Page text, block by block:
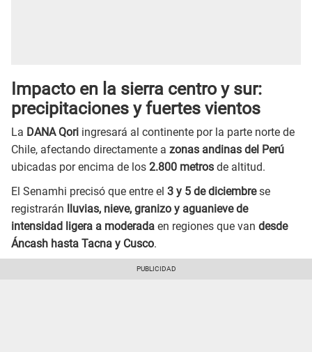
Impacto en la sierra centro y sur:
precipitaciones y fuertes vientos
La DANA Qori ingresará al continente por la parte norte de
Chile, afectando directamente a zonas andinas del Perú
ubicadas por encima de los 2.800 metros de altitud.
El Senamhi precisó que entre el 3 y 5 de diciembrese
registrarán lluvias, nieve, granizo y aguanieve de
intensidad ligera a moderada en regiones que van desde
Áncash hasta Tacna y Cusco.